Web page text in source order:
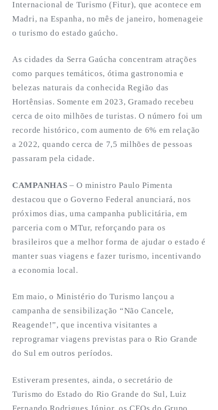
Internacional de Turismo (Fitur), que acontece em
Madri, na Espanha, no mês de janeiro, homenageie
o turismo do estado gaúcho.
As cidades da Serra Gaúcha concentram atrações
como parques temáticos, ótima gastronomia e
belezas naturais da conhecida Região das
Hortênsias. Somente em 2023, Gramado recebeu
cerca de oito milhões de turistas. O número foi um
recorde histórico, com aumento de 6% em relação
a 2022, quando cerca de 7,5 milhões de pessoas
passaram pela cidade.
CAMPANHAS – O ministro Paulo Pimenta
destacou que o Governo Federal anunciará, nos
próximos dias, uma campanha publicitária, em
parceria com o MTur, reforçando para os
brasileiros que a melhor forma de ajudar o estado é
manter suas viagens e fazer turismo, incentivando
a economia local.
Em maio, o Ministério do Turismo lançou a
campanha de sensibilização “Não Cancele,
Reagende!”, que incentiva visitantes a
reprogramar viagens previstas para o Rio Grande
do Sul em outros períodos.
Estiveram presentes, ainda, o secretário de
Turismo do Estado do Rio Grande do Sul, Luiz